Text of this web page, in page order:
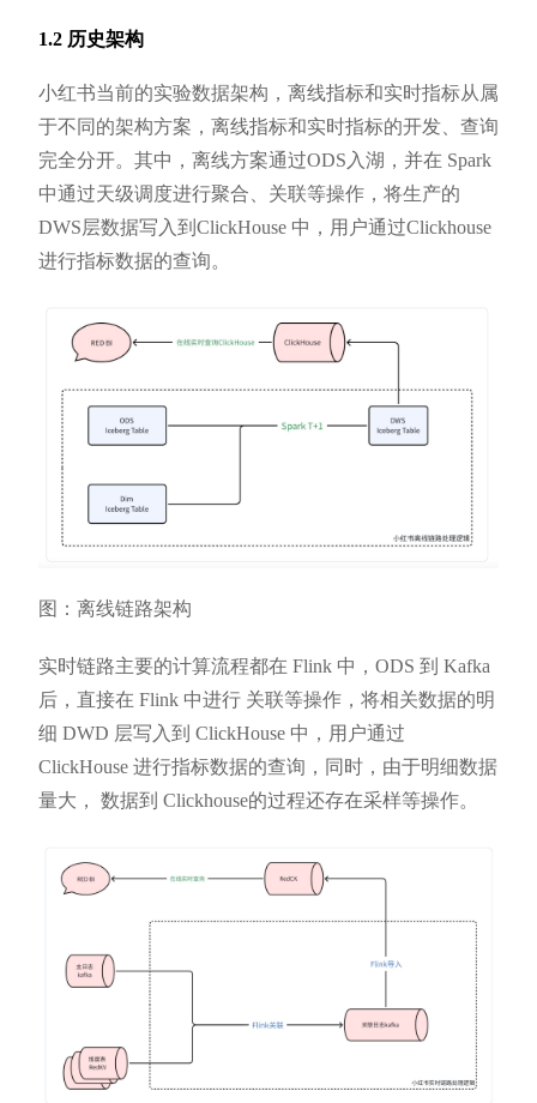
1.2 历史架构
小红书当前的实验数据架构，离线指标和实时指标从属
于不同的架构方案，离线指标和实时指标的开发、查询
完全分开。其中，离线方案通过ODS入湖，并在 Spark
中通过天级调度进行聚合、关联等操作，将生产的
DWS层数据写入到ClickHouse 中，用户通过Clickhouse
进行指标数据的查询。
图：离线链路架构
实时链路主要的计算流程都在 Flink 中，ODS 到 Kafka
后，直接在 Flink 中进行 关联等操作，将相关数据的明
细 DWD 层写入到 ClickHouse 中，用户通过
ClickHouse 进行指标数据的查询，同时，由于明细数据
量大， 数据到 Clickhouse的过程还存在采样等操作。